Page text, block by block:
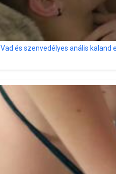
Vad és szenvedélyes anális kaland